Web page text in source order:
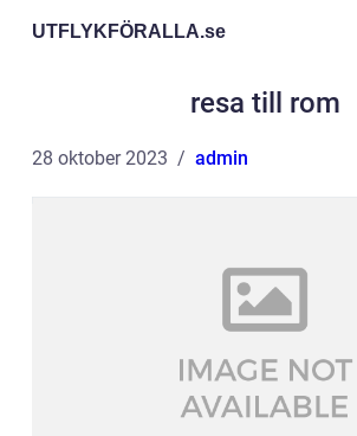
UTFLYKFÖRALLA.se
resa till rom
28 oktober 2023 admin